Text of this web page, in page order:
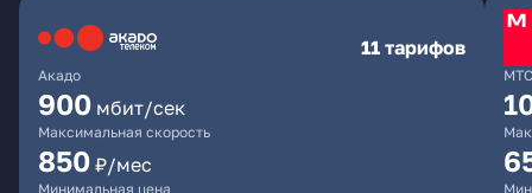
Акадо
11 тарифов
900 мбит/сек
Максимальная скорость
850 ₽/мес
Минимальная цена
МТС